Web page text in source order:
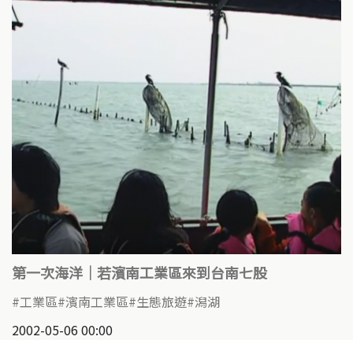
第一次海洋｜若濱南工業區來到台南七股
工業區 濱南工業區 生態旅遊 潟湖
2002-05-06 00:00